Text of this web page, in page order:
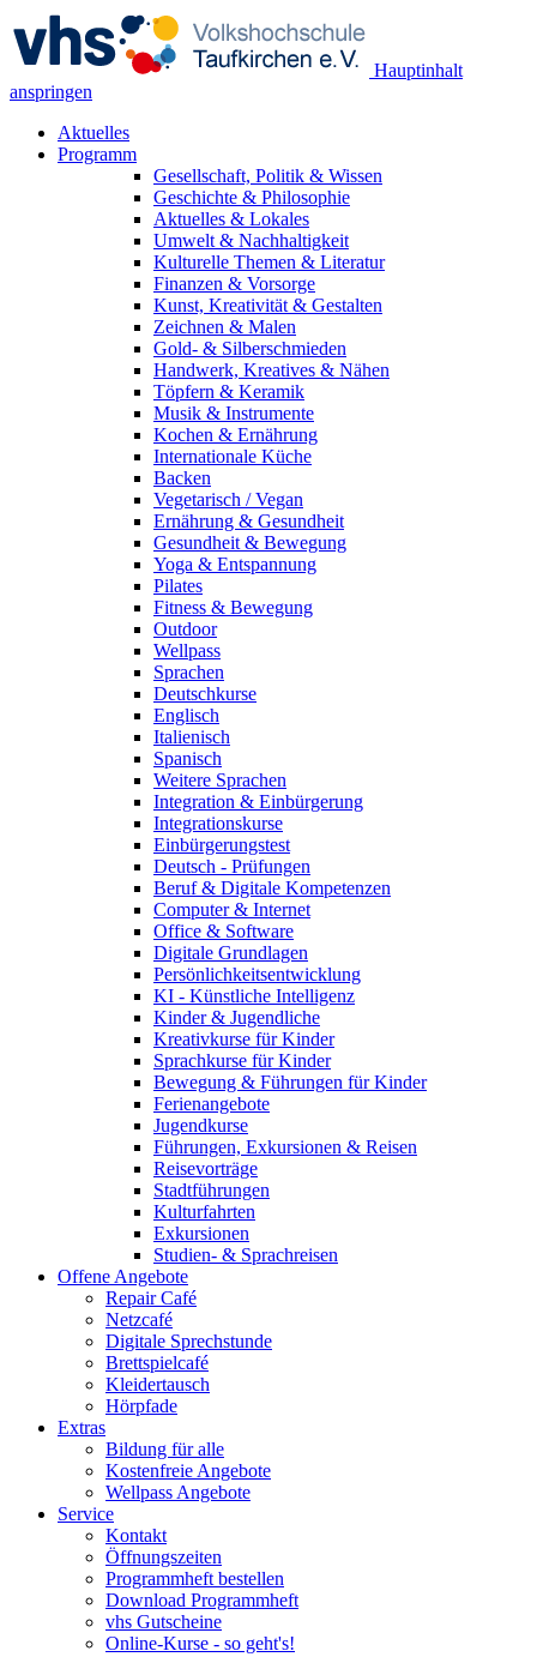
Hauptinhalt
anspringen
Aktuelles
Programm
Gesellschaft, Politik & Wissen
Geschichte & Philosophie
Aktuelles & Lokales
Umwelt & Nachhaltigkeit
Kulturelle Themen & Literatur
Finanzen & Vorsorge
Kunst, Kreativität & Gestalten
Zeichnen & Malen
Gold- & Silberschmieden
Handwerk, Kreatives & Nähen
Töpfern & Keramik
Musik & Instrumente
Kochen & Ernährung
Internationale Küche
Backen
Vegetarisch / Vegan
Ernährung & Gesundheit
Gesundheit & Bewegung
Yoga & Entspannung
Pilates
Fitness & Bewegung
Outdoor
Wellpass
Sprachen
Deutschkurse
Englisch
Italienisch
Spanisch
Weitere Sprachen
Integration & Einbürgerung
Integrationskurse
Einbürgerungstest
Deutsch - Prüfungen
Beruf & Digitale Kompetenzen
Computer & Internet
Office & Software
Digitale Grundlagen
Persönlichkeitsentwicklung
KI - Künstliche Intelligenz
Kinder & Jugendliche
Kreativkurse für Kinder
Sprachkurse für Kinder
Bewegung & Führungen für Kinder
Ferienangebote
Jugendkurse
Führungen, Exkursionen & Reisen
Reisevorträge
Stadtführungen
Kulturfahrten
Exkursionen
Studien- & Sprachreisen
Offene Angebote
Repair Café
Netzcafé
Digitale Sprechstunde
Brettspielcafé
Kleidertausch
Hörpfade
Extras
Bildung für alle
Kostenfreie Angebote
Wellpass Angebote
Service
Kontakt
Öffnungszeiten
Programmheft bestellen
Download Programmheft
vhs Gutscheine
Online-Kurse - so geht's!